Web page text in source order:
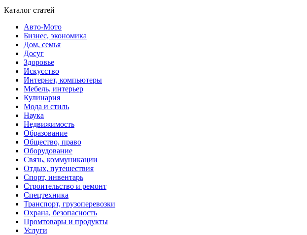
Каталог статей
Авто-Мото
Бизнес, экономика
Дом, семья
Досуг
Здоровье
Искусство
Интернет, компьютеры
Мебель, интерьер
Кулинария
Мода и стиль
Наука
Недвижимость
Образование
Общество, право
Оборудование
Связь, коммуникации
Отдых, путешествия
Спорт, инвентарь
Строительство и ремонт
Спецтехника
Транспорт, грузоперевозки
Охрана, безопасность
Промтовары и продукты
Услуги